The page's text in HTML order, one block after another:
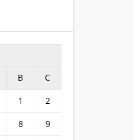
B C
1 2
8 9